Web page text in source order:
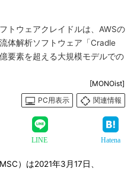
トウェアクレイドルは、AWSの
体解析ソフトウェア「Cradle
要素を超える大規模モデルでの
[MONOist]
PC用表示
関連情報
LINE Hatena
）は2021年3月17日、